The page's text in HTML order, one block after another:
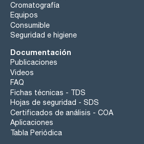
Cromatografía
Equipos
Consumible
Seguridad e higiene
Documentación
Publicaciones
Videos
FAQ
Fichas técnicas - TDS
Hojas de seguridad - SDS
Certificados de análisis - COA
Aplicaciones
Tabla Periódica